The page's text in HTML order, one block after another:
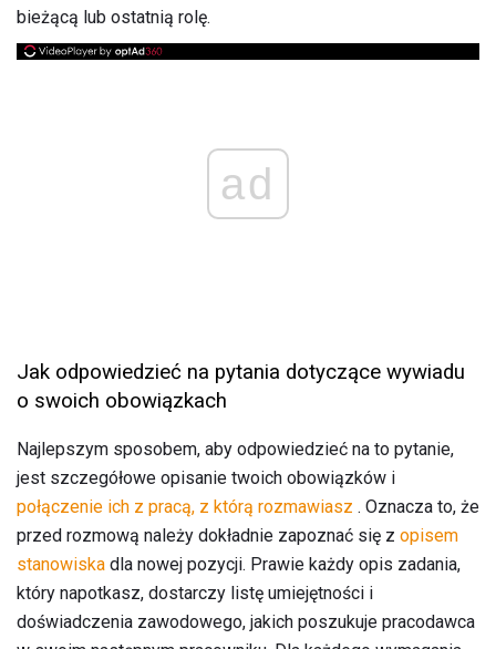
bieżącą lub ostatnią rolę.
ad
Jak odpowiedzieć na pytania dotyczące wywiadu
o swoich obowiązkach
Najlepszym sposobem, aby odpowiedzieć na to pytanie,
jest szczegółowe opisanie twoich obowiązków i
połączenie ich z pracą, z którą rozmawiasz . Oznacza to, że
przed rozmową należy dokładnie zapoznać się z opisem
stanowiska dla nowej pozycji. Prawie każdy opis zadania,
który napotkasz, dostarczy listę umiejętności i
doświadczenia zawodowego, jakich poszukuje pracodawca